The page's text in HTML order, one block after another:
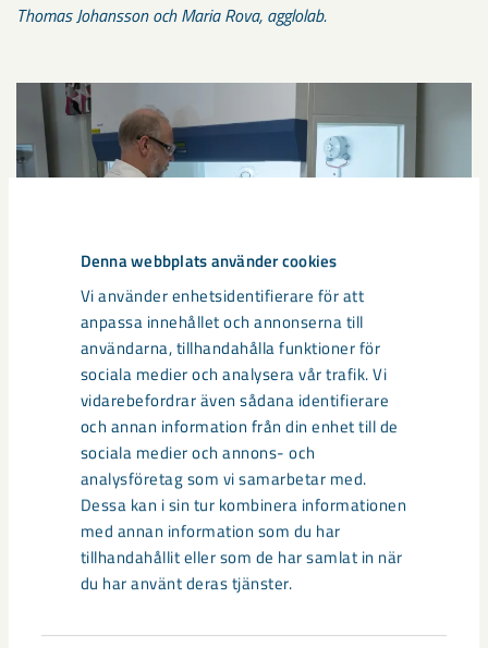
Denna webbplats använder cookies
Vi använder enhetsidentifierare för att
anpassa innehållet och annonserna till
användarna, tillhandahålla funktioner för
sociala medier och analysera vår trafik. Vi
vidarebefordrar även sådana identifierare
och annan information från din enhet till de
sociala medier och annons- och
analysföretag som vi samarbetar med.
Dessa kan i sin tur kombinera informationen
med annan information som du har
tillhandahållit eller som de har samlat in när
du har använt deras tjänster.
Thomas Johansson och Maria Rova, agglolab.
Jörgen Rosenqvist blandar handdesinfektionen.